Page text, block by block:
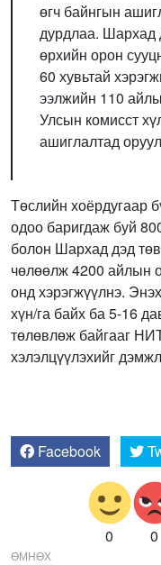
өгч байнгын
дурдлаа. Шархад
өрхийн орон
60 хувьтай
ээлжийн 110
Улсын комисст
ашиглалтад
Төслийн хоёрдугаар
одоо баригдаж буй
болон Шархад дэд
чөлөөлж 4200 айлын
онд хэрэгжүүлнэ.
хүн/га байх ба 5-16
төлөвлөж байгааг
хэлэлцүүлэхийг
Facebook
0 0
ӨМНӨХ